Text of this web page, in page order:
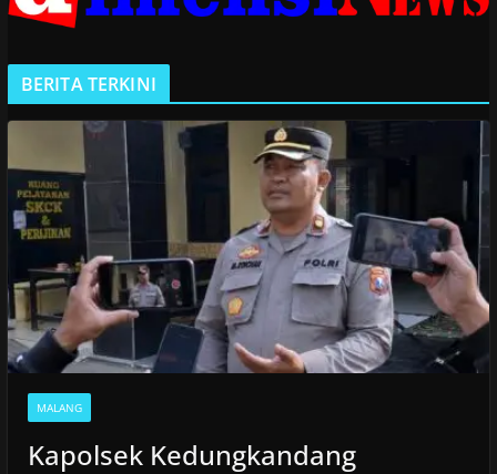
BERITA TERKINI
MALANG
Kapolsek Kedungkandang